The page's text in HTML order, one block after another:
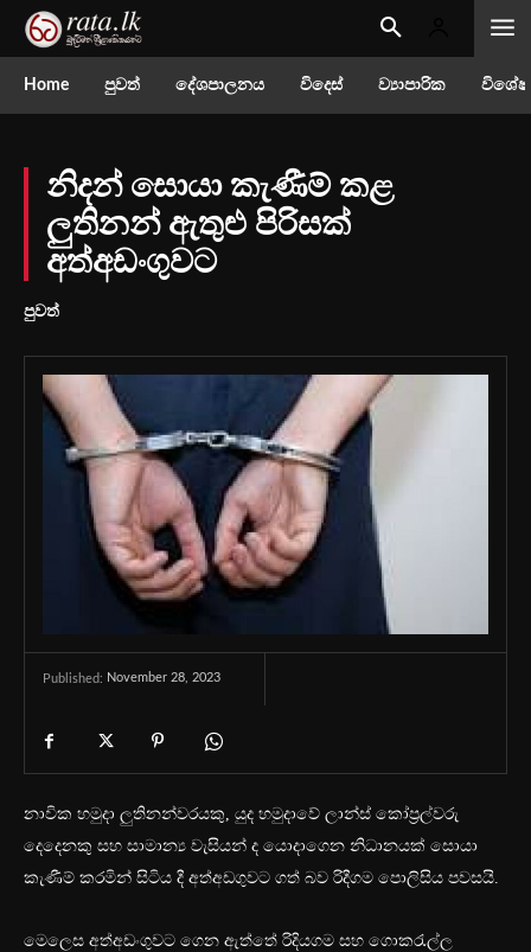
Home පුවත් දේශපාලනය විදෙස් ව්‍යාපාරික
නිදන් සොයා කැණීම් කළ
ලුතිනන් ඇතුළු පිරිසක්
අත්අඩංගුවට
පුවත්
Published: November 28, 2023
නාවික හමුදා ලුතිනන්වරයකු, යුද හමුදාවේ ලාන්ස් කෝප්‍රල්වරු
දෙදෙනකු සහ සාමාන්‍ය වැසියන් ද යොදාගෙන නිධානයක් සොයා
කැණීම් කරමින් සිටිය දී අත්අඩගුවට ගත් බව රිදීගම පොලිසිය පවසයි.
මෙලෙස අත්අඩංගුවට ගෙන ඇත්තේ රිදියගම සහ ගොකරැල්ල